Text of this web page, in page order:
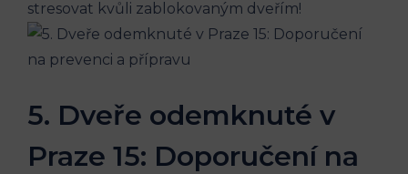
stresovat kvůli zablokovaným⁣ dveřím!
5. Dveře odemknuté⁤ v
Praze 15: Doporučení na